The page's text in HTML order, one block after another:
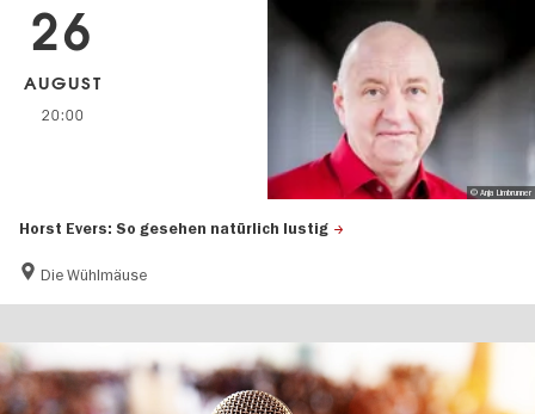
Horst Evers: So gesehen natürlich lustig
Die Wühlmäuse
26
AUGUST
20:00
© Anja Limbrunner